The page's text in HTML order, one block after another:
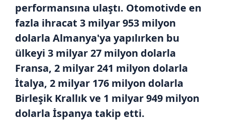
performansına ulaştı. Otomotivde en
fazla ihracat 3 milyar 953 milyon
dolarla Almanya'ya yapılırken bu
ülkeyi 3 milyar 27 milyon dolarla
Fransa, 2 milyar 241 milyon dolarla
İtalya, 2 milyar 176 milyon dolarla
Birleşik Krallık ve 1 milyar 949 milyon
dolarla İspanya takip etti.